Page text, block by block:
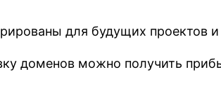
для будущих проектов
доменов можно получить